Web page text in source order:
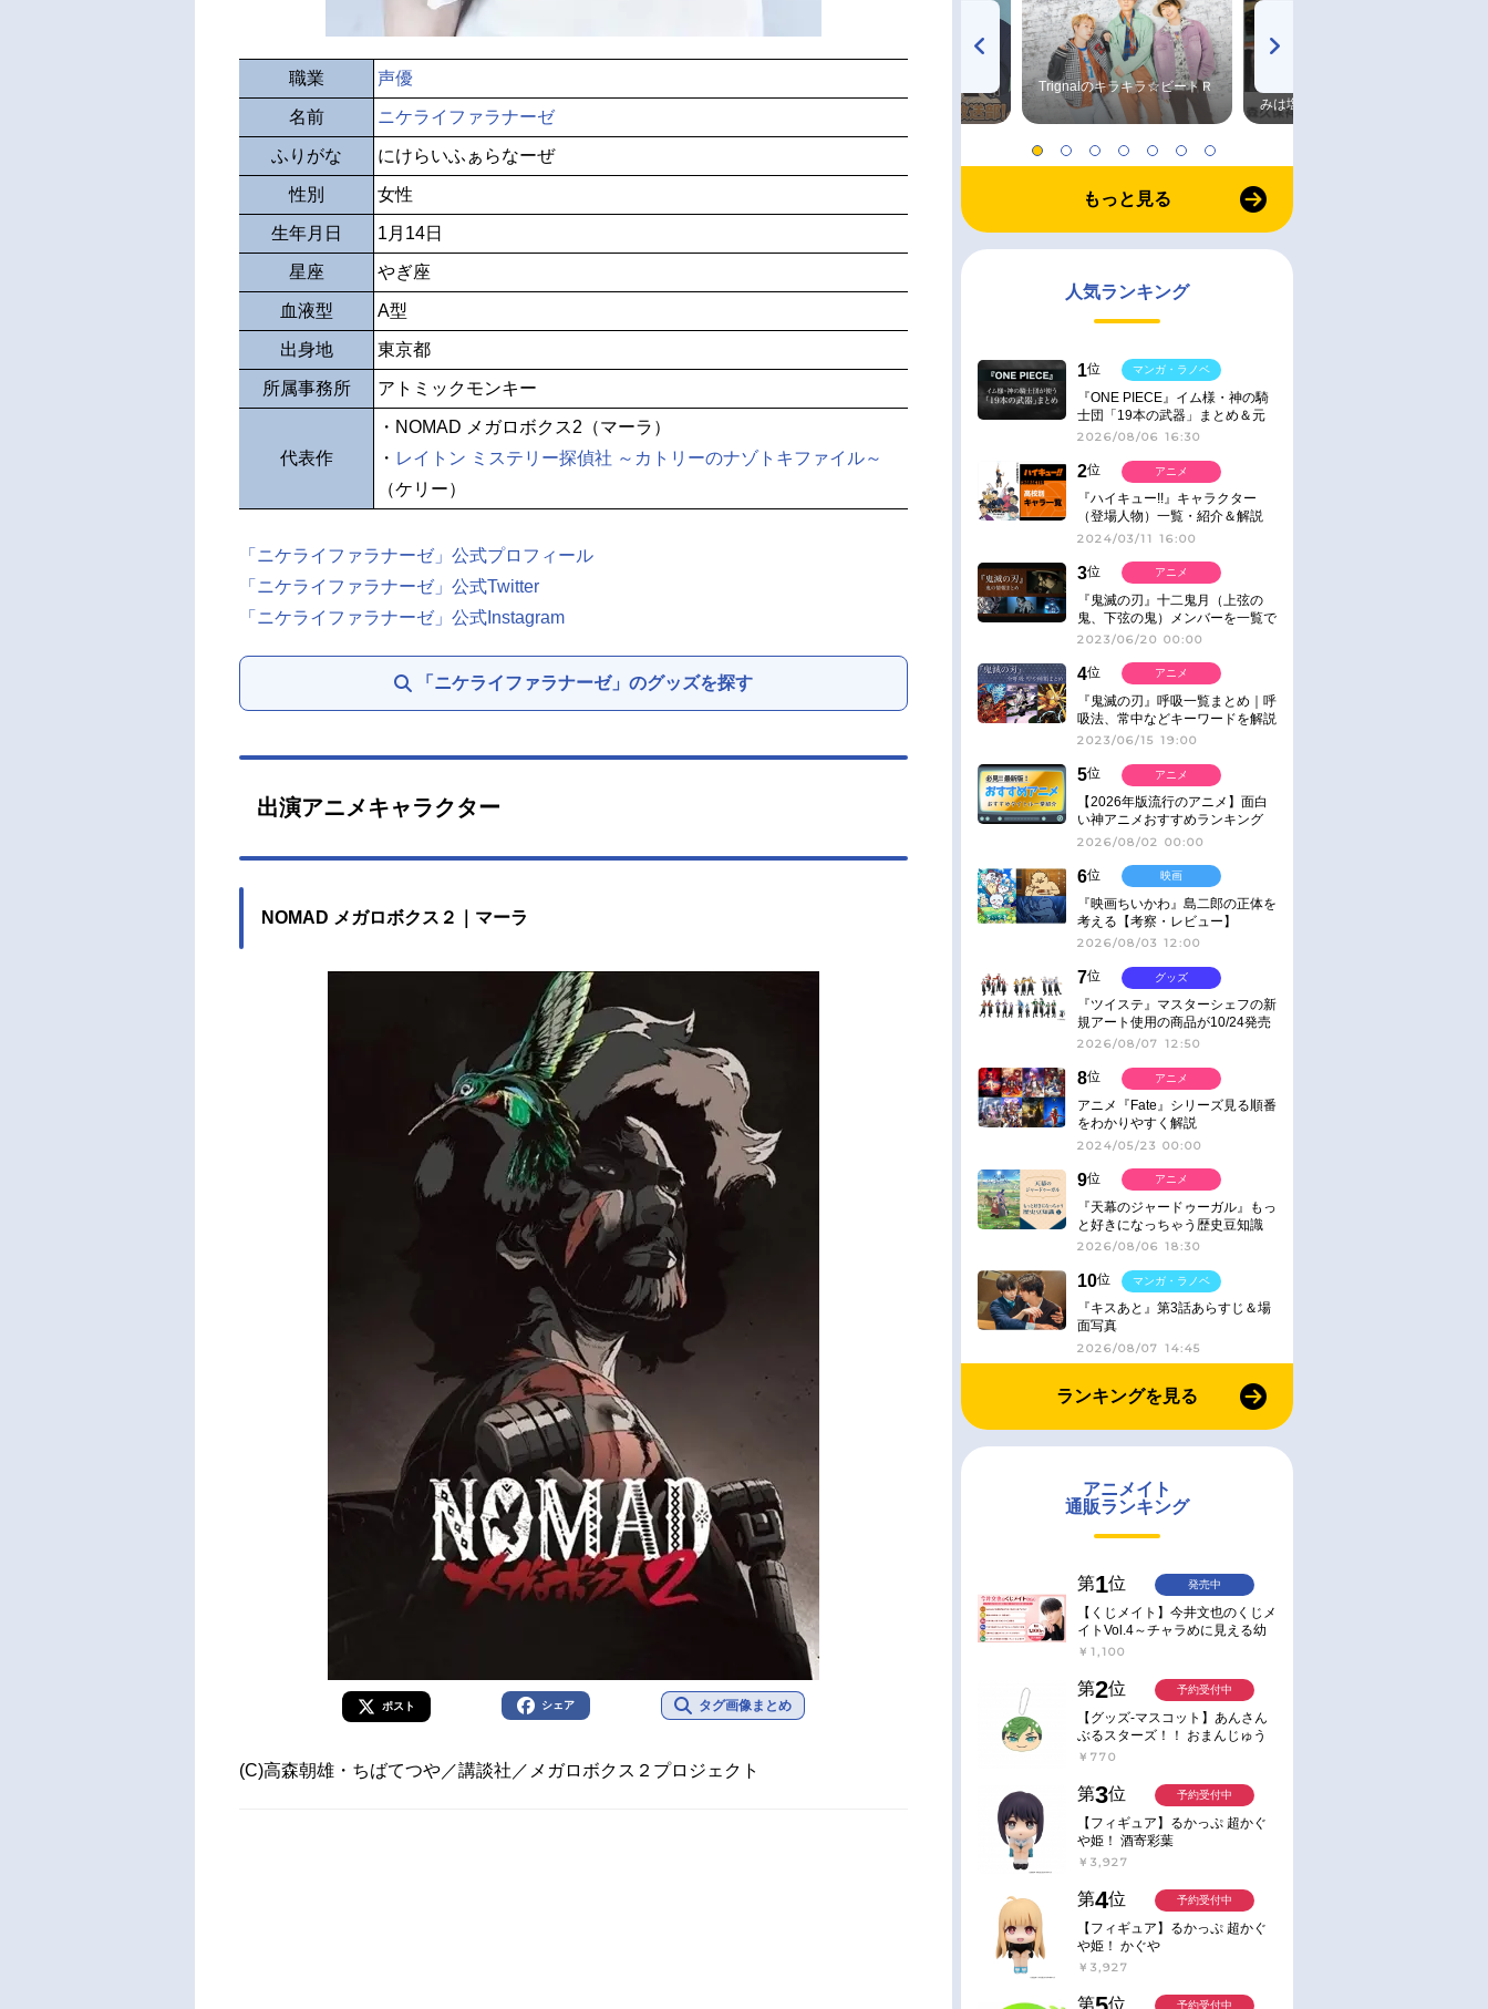
職業 声優
名前 ニケライファラナーゼ
ふりがな にけらいふぁらなーぜ
性別 女性
生年月日 1月14日
星座 やぎ座
血液型 A型
出身地 東京都
所属事務所 アトミックモンキー
代表作
・NOMAD メガロボクス2（マーラ）
・ レイトン ミステリー探偵社 ～カトリーのナゾトキファイル～
（ケリー）
「ニケライファラナーゼ」公式プロフィール
「ニケライファラナーゼ」公式Twitter
「ニケライファラナーゼ」公式Instagram
「ニケライファラナーゼ」のグッズを探す
出演アニメキャラクター
NOMAD メガロボクス２｜マーラ
ポスト シェア タグ画像まとめ
(C)高森朝雄・ちばてつや／講談社／メガロボクス２プロジェクト
radio 大直会 2nd season
Trignalのキラキラ☆ビートＲ
みは塩だけ
もっと見る
人気ランキング
1位
『ONE PIECE』イム様・神の騎
士団「19本の武器」まとめ＆元
ネタ
2026/08/06 16:30
マンガ・ラノベ
2位
『ハイキュー!!』キャラクター
（登場人物）一覧・紹介＆解説
2024/03/11 16:00
アニメ
3位
『鬼滅の刃』十二鬼月（上弦の
鬼、下弦の鬼）メンバーを一覧で
紹介＆解説（登場鬼の情報まと
2023/06/20 00:00
アニメ
4位
『鬼滅の刃』呼吸一覧まとめ｜呼
吸法、常中などキーワードを解説
2023/06/15 19:00
アニメ
5位
【2026年版流行のアニメ】面白
い神アニメおすすめランキング
【名作・話題作】｜ジャンル別人
2026/08/02 00:00
アニメ
6位
『映画ちいかわ』島二郎の正体を
考える【考察・レビュー】
2026/08/03 12:00
映画
7位
『ツイステ』マスターシェフの新
規アート使用の商品が10/24発売
2026/08/07 12:50
グッズ
8位
アニメ『Fate』シリーズ見る順番
をわかりやすく解説
2024/05/23 00:00
アニメ
9位
『天幕のジャードゥーガル』もっ
と好きになっちゃう歴史豆知識
2026/08/06 18:30
アニメ
10位
『キスあと』第3話あらすじ＆場
面写真
2026/08/07 14:45
マンガ・ラノベ
ランキングを見る
アニメイト
通販ランキング
第1位
【くじメイト】今井文也のくじメ
イトVol.4～チャラめに見える幼
馴染、実は一途で独占欲が強いん
￥1,100
発売中
第2位
【グッズ-マスコット】あんさん
ぶるスターズ！！ おまんじゅう
にぎにぎマスコット ねくすと2
￥770
予約受付中
第3位
【フィギュア】るかっぷ 超かぐ
や姫！ 酒寄彩葉
￥3,927
予約受付中
第4位
【フィギュア】るかっぷ 超かぐ
や姫！ かぐや
￥3,927
予約受付中
第 位 予約受付中